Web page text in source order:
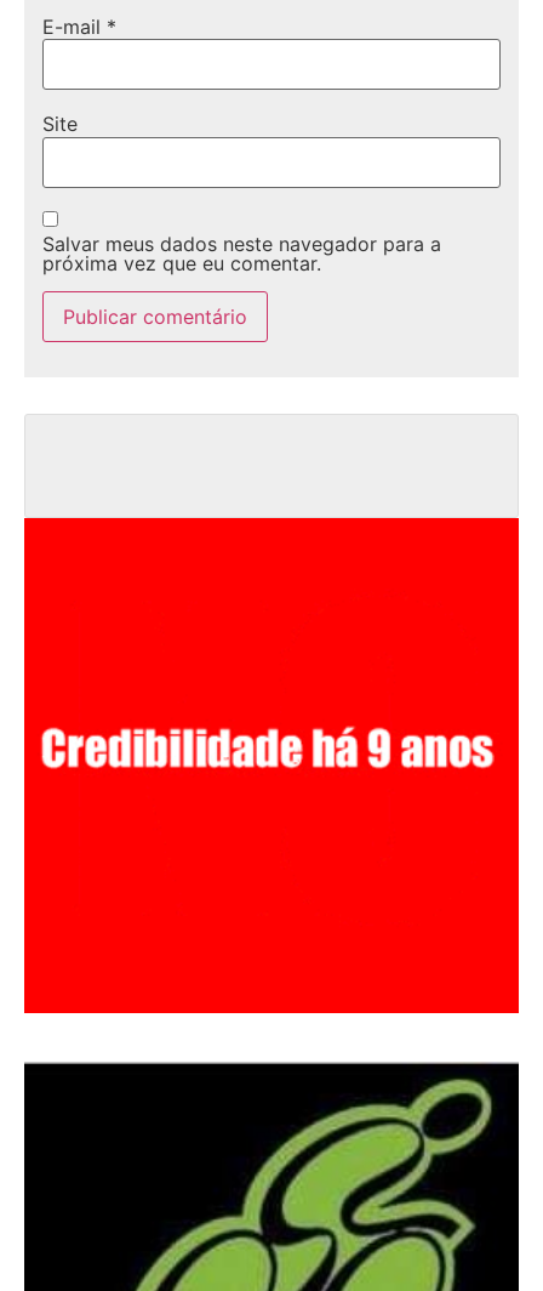
E-mail *
Site
Salvar meus dados neste navegador para a
próxima vez que eu comentar.